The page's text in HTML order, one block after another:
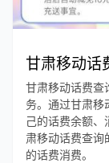
甘肃移动话
甘肃移动话费查
务。通过甘肃移
己的话费余额
肃移动话费查询
的话费消费。